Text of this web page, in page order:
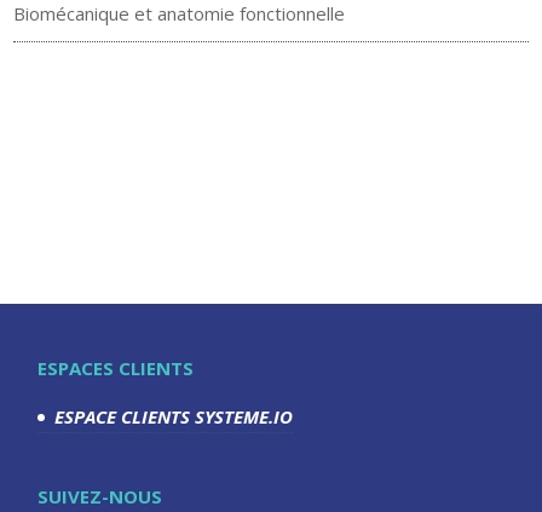
Biomécanique et anatomie fonctionnelle
ESPACES CLIENTS
ESPACE CLIENTS SYSTEME.IO
SUIVEZ-NOUS